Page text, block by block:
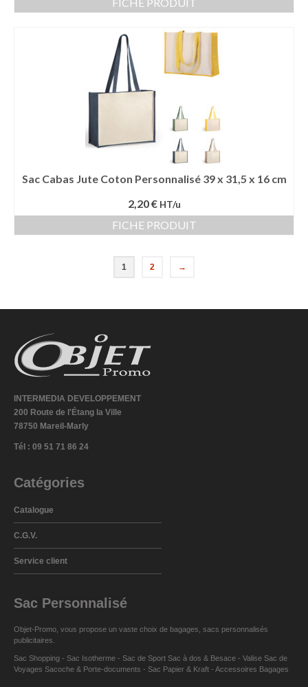
Sac Cabas Jute Coton Personnalisé 39 x 31,5 x 16 cm
2,20 € HT/u
FICHE PRODUIT
1 2 →
INTERMEDIA DEVELOPPEMENT
200 Route de l'Étang la Ville
78750 Mareil-Marly
Tél : 09 51 71 86 24
Catégories
Catalogue
C.G.V.
Service client
Sac Personnalisé
Objet-Promo, vous propose un vaste choix de bagages sacs personnalisés
publicitaires
Sac Shopping - Sac Isotherme - Sac de Sport Sac à dos & Besace - Valise Sac de
Voyages Sacoche & Porte-documents - Sac Papier & Kraft - Accessoires Bagages